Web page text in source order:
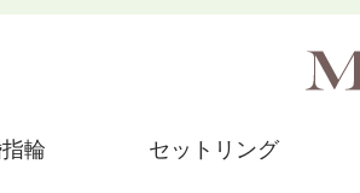
輪 セットリング